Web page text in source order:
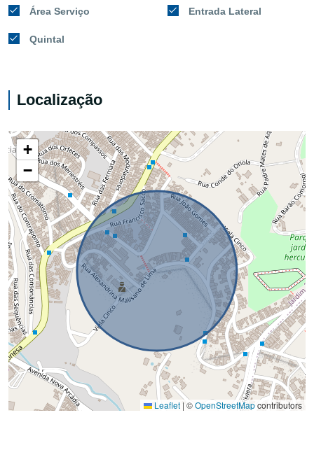
Área Serviço Entrada Lateral
Quintal
Localização
+
−
Leaflet | ©OpenStreetMapcontributors